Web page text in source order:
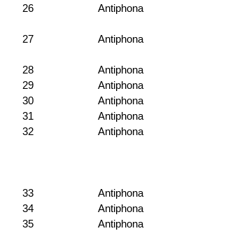
26
Antiphona
27
Antiphona
28
Antiphona
29
Antiphona
30
Antiphona
31
Antiphona
32
Antiphona
33
Antiphona
34
Antiphona
35
Antiphona